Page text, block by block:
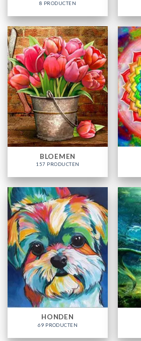
8 PRODUCTEN
BLOEMEN
157 PRODUCTEN
HONDEN
69 PRODUCTEN